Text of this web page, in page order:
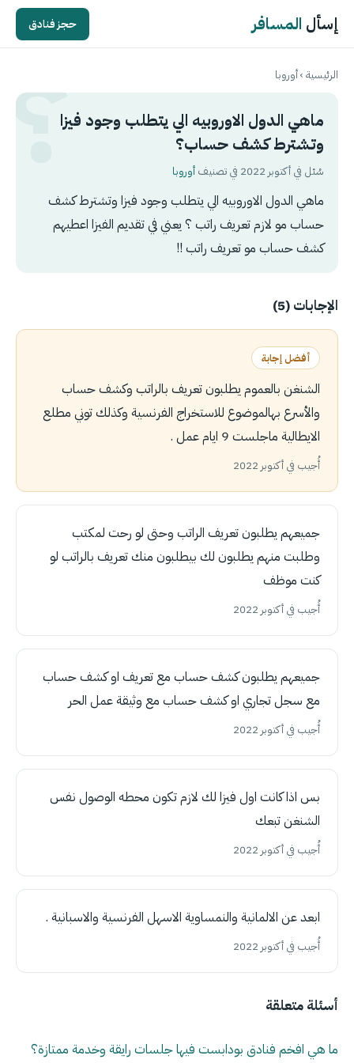
إسأل المسافر حجز فنادق
الرئيسية›أوروبا
ماهي الدول الاوروبيه الي يتطلب وجود فيزا
وتشترط كشف حساب؟
سُئل في أكتوبر 2022 في تصنيف أوروبا
ماهي الدول الاوروبيه الي يتطلب وجود فيزا وتشترط كشف
حساب مو لازم تعريف راتب ؟ يعني في تقديم الفيزا اعطيهم
كشف حساب مو تعريف راتب !!
الإجابات (5)
أفضل إجابة
الشنغن بالعموم يطلبون تعريف بالراتب وكشف حساب
والأسرع بهالموضوع للاستخراج الفرنسية وكذلك توني مطلع
الايطالية ماجلست 9 ايام عمل .
أُجيب في أكتوبر 2022
جميعهم يطلبون تعريف الراتب وحتى لو رحت لمكتب
وطلبت منهم يطلبون لك بيطلبون منك تعريف بالراتب لو
كنت موظف
أُجيب في أكتوبر 2022
جميعهم يطلبون كشف حساب مع تعريف او كشف حساب
مع سجل تجاري او كشف حساب مع وثيقة عمل الحر
أُجيب في أكتوبر 2022
بس اذا كانت اول فيزا لك لازم تكون محطه الوصول نفس
الشنغن تبعك
أُجيب في أكتوبر 2022
ابعد عن الالمانية والنمساوية الاسهل الفرنسية والاسبانية .
أُجيب في أكتوبر 2022
أسئلة متعلقة
ما هي افخم فنادق بودابست فيها جلسات رايقة وخدمة ممتازة؟